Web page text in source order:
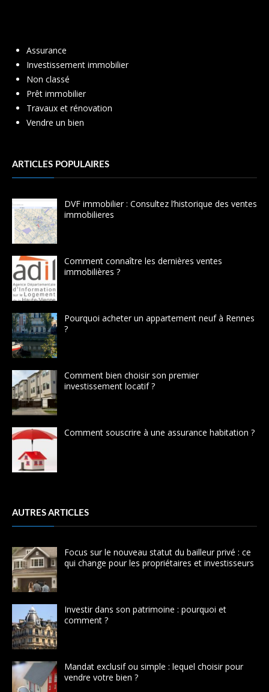
Assurance
Investissement immobilier
Non classé
Prêt immobilier
Travaux et rénovation
Vendre un bien
ARTICLES POPULAIRES
DVF immobilier : Consultez l’historique des ventes
immobilieres
Comment connaître les dernières ventes
immobilières ?
Pourquoi acheter un appartement neuf à Rennes
?
Comment bien choisir son premier
investissement locatif ?
Comment souscrire à une assurance habitation ?
AUTRES ARTICLES
Focus sur le nouveau statut du bailleur privé : ce
qui change pour les propriétaires et investisseurs
Investir dans son patrimoine : pourquoi et
comment ?
Mandat exclusif ou simple : lequel choisir pour
vendre votre bien ?